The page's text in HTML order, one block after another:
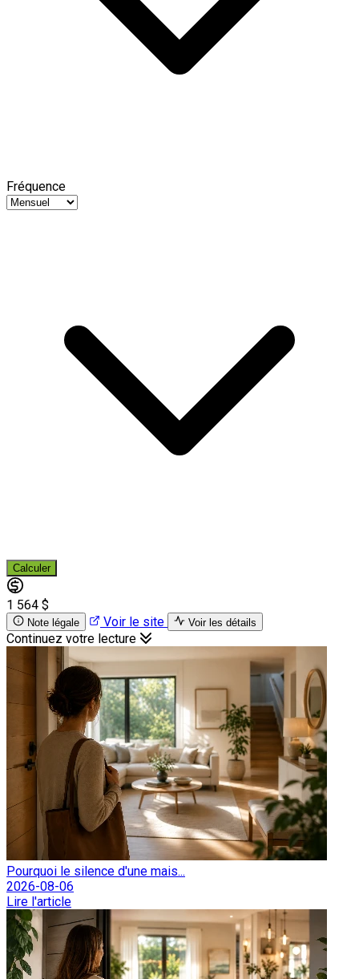
Fréquence
Calculer
1 564 $
Note légale Voir le site Voir les détails
Continuez votre lecture
Pourquoi le silence d'une mais...
2026-08-06
Lire l'article